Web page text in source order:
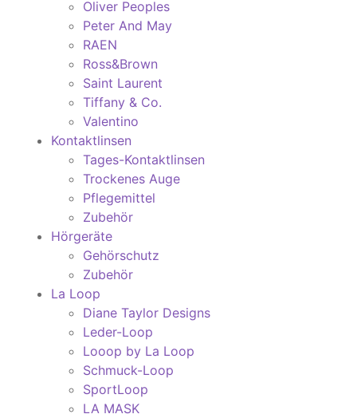
Oliver Peoples
Peter And May
RAEN
Ross&Brown
Saint Laurent
Tiffany & Co.
Valentino
Kontaktlinsen
Tages-Kontaktlinsen
Trockenes Auge
Pflegemittel
Zubehör
Hörgeräte
Gehörschutz
Zubehör
La Loop
Diane Taylor Designs
Leder-Loop
Looop by La Loop
Schmuck-Loop
SportLoop
LA MASK